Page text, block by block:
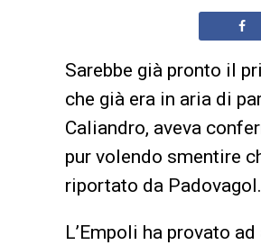
Sarebbe già pronto il
che già era in aria di
Caliandro, aveva
pur volendo smentire
riportato da
L’Empoli ha provato